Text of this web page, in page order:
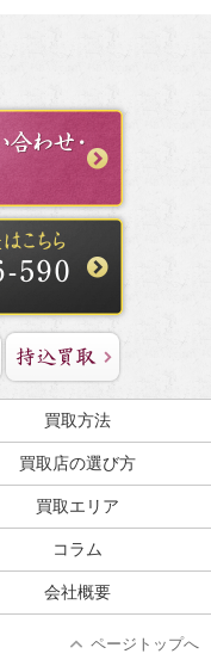
買取方法
買取店の選び方
買取エリア
コラム
会社概要
ページトップへ